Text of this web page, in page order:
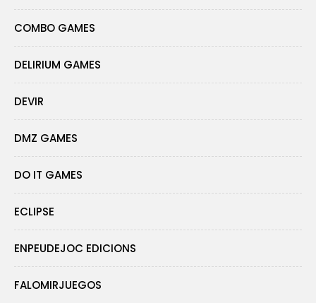
COMBO GAMES
DELIRIUM GAMES
DEVIR
DMZ GAMES
DO IT GAMES
ECLIPSE
ENPEUDEJOC EDICIONS
FALOMIRJUEGOS